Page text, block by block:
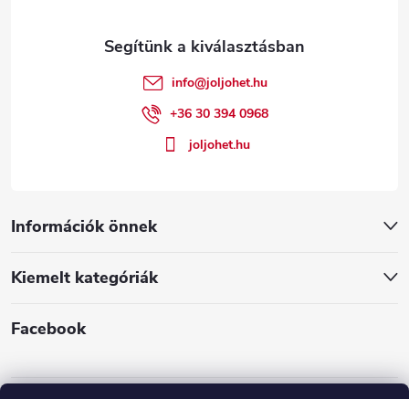
Információk önnek
Kiemelt kategóriák
Facebook
info@joljohet.hu
+36 30 394 0968
joljohet.hu